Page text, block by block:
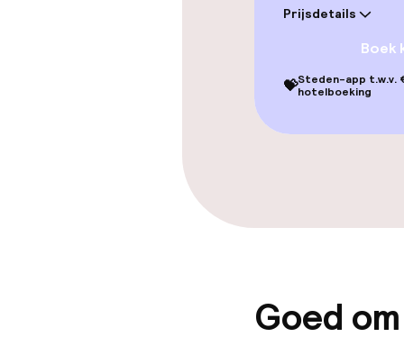
Eet- en
Restaurant
Prijsdetails
Boek
💝Steden-app t.w.v.
hotelboeking
Goed